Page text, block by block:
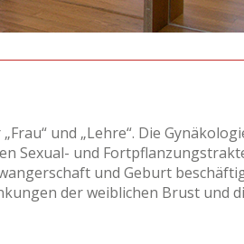
und „Lehre“. Die
Sexual- und
und Geburt
der weiblichen Brust und